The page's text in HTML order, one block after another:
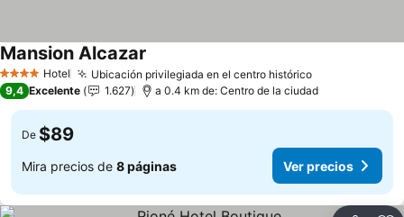
4 EstrellasHotel Ubicación privilegiada en el centro históricoVer precios
Mansion Alcazar
9,4 Excelente 1.627 a 0.4 km de: Centro de la ciudad
De $89
Mira precios de 8 páginas Ver precios